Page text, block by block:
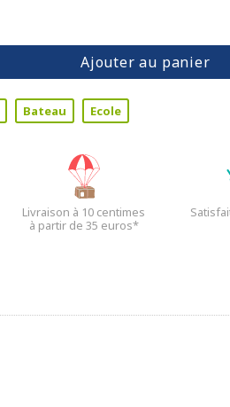
Ajouter au panier
Bateau Ecole
Livraison à 10 centimes
à partir de 35 euros*